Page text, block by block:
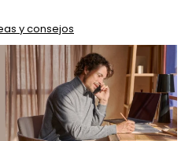
y consejos